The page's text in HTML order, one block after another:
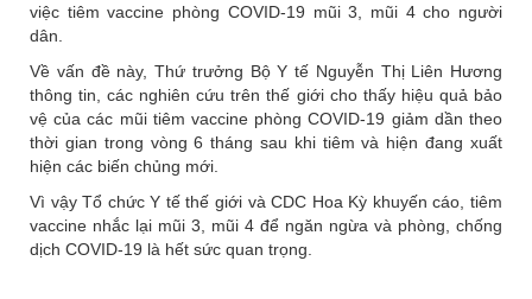
việc tiêm vaccine phòng COVID-19 mũi 3, mũi 4 cho người
dân.
Về vấn đề này, Thứ trưởng Bộ Y tế Nguyễn Thị Liên Hương
thông tin, các nghiên cứu trên thế giới cho thấy hiệu quả bảo
vệ của các mũi tiêm vaccine phòng COVID-19 giảm dần theo
thời gian trong vòng 6 tháng sau khi tiêm và hiện đang xuất
hiện các biến chủng mới.
Vì vậy Tổ chức Y tế thế giới và CDC Hoa Kỳ khuyến cáo, tiêm
vaccine nhắc lại mũi 3, mũi 4 để ngăn ngừa và phòng, chống
dịch COVID-19 là hết sức quan trọng.